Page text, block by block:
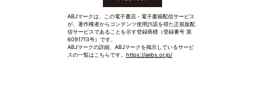
ABJマークは、この電子書店・電子書籍配信サービス
が、著作権者からコンテンツ使用許諾を得た正規版配
信サービスであることを示す登録商標（登録番号 第
6091713号）です。
ABJマークの詳細、ABJマークを掲示しているサービ
スの一覧はこちらです。 https://aebs.or.jp/